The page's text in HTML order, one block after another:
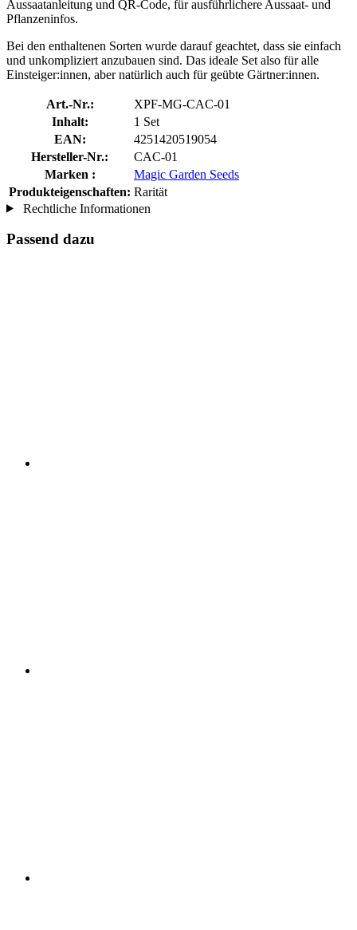
Aussaatanleitung und QR-Code, für ausführlichere Aussaat- und
Pflanzeninfos.
Bei den enthaltenen Sorten wurde darauf geachtet, dass sie einfach
und unkompliziert anzubauen sind. Das ideale Set also für alle
Einsteiger:innen, aber natürlich auch für geübte Gärtner:innen.
Art.-Nr.:
XPF-MG-CAC-01
Inhalt:
1 Set
EAN:
4251420519054
Hersteller-Nr.:
CAC-01
Marken :
Magic Garden Seeds
Produkteigenschaften: Rarität
Rechtliche Informationen
Passend dazu